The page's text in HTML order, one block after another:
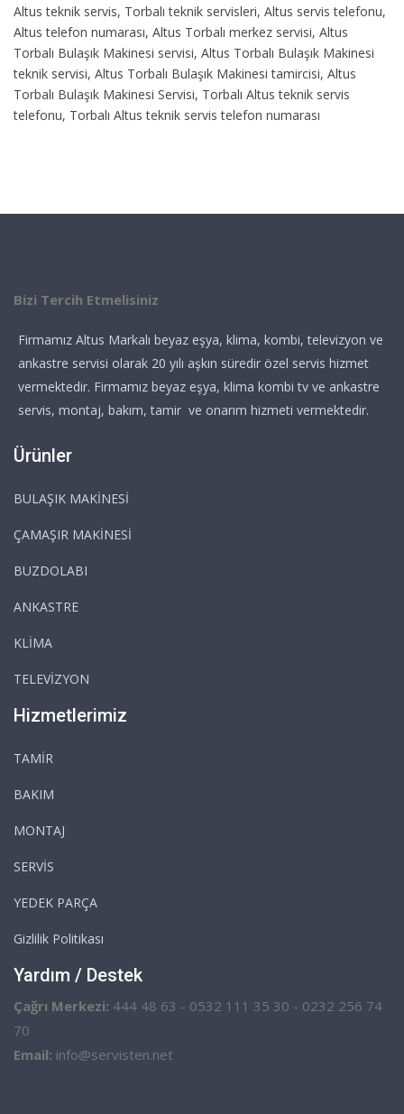
Altus teknik servis, Torbalı teknik servisleri, Altus servis telefonu,
Altus telefon numarası, Altus Torbalı merkez servisi, Altus
Torbalı Bulaşık Makinesi servisi, Altus Torbalı Bulaşık Makinesi
teknik servisi, Altus Torbalı Bulaşık Makinesi tamircisi, Altus
Torbalı Bulaşık Makinesi Servisi, Torbalı Altus teknik servis
telefonu, Torbalı Altus teknik servis telefon numarası
Bizi Tercih Etmelisiniz
Firmamız Altus Markalı beyaz eşya, klima, kombi, televizyon ve
ankastre servisi olarak 20 yılı aşkın süredir özel servis hizmet
vermektedir. Firmamız beyaz eşya, klima kombi tv ve ankastre
servis, montaj, bakım, tamir ve onarım hizmeti vermektedir.
Ürünler
BULAŞIK MAKİNESİ
ÇAMAŞIR MAKİNESİ
BUZDOLABI
ANKASTRE
KLİMA
TELEVİZYON
Hizmetlerimiz
TAMİR
BAKIM
MONTAJ
SERVİS
YEDEK PARÇA
Gizlilik Politikası
Yardım / Destek
Çağrı Merkezi: 444 48 63 - 0532 111 35 30 - 0232 256 74
70
Email: info@servisten.net